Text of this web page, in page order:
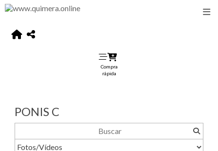
Compra
rápida
PONIS C